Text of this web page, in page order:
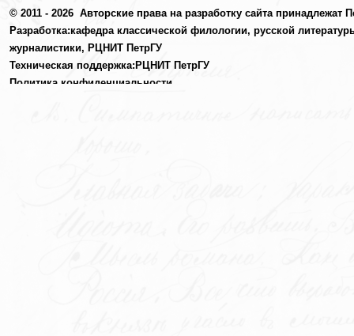
© 2011 - 2026 Авторские права на разработку сайта принадлежат
Разработка:кафедра классической филологии, русской
журналистики, РЦНИТ ПетрГУ
Техническая поддержка:РЦНИТ ПетрГУ
Политика конфиденциальности